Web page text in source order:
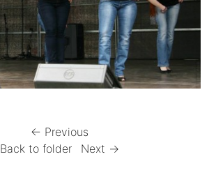
← Previous
Back to folder
Next →